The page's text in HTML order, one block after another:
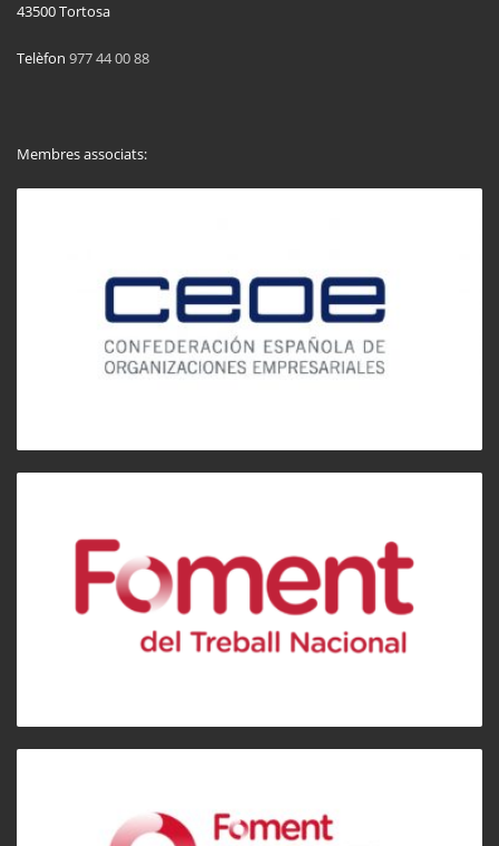
43500 Tortosa
Telèfon 977 44 00 88
Membres associats: